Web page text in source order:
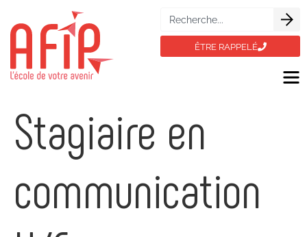
ÊTRE RAPPELÉ
Stagiaire en
communication